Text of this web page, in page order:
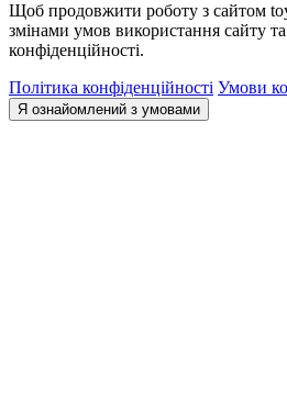
Щоб продовжити роботу з сайтом
змінами умов використання сайту
конфіденційності.
Політика конфіденційності Умови
Я ознайомлений з умовами